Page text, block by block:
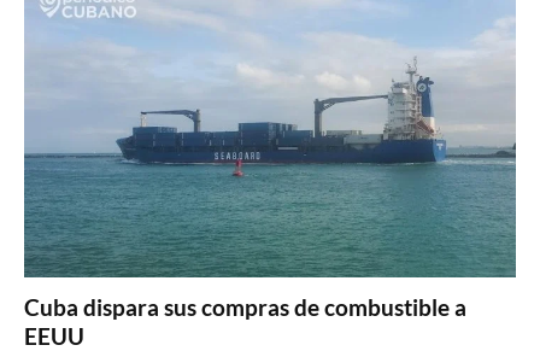
Cuba dispara sus compras de combustible a
EEUU